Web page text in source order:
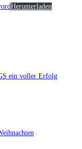
Herunterladen
ein voller Erfolg